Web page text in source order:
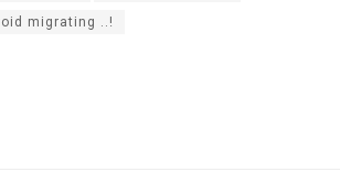
migrating ..!